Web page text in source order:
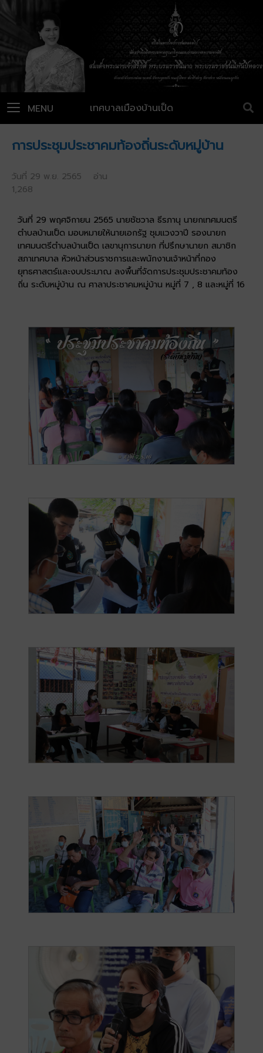
เทศบาลเมืองบ้านเป็ด
MENU
การประชุมประชาคมท้องถิ่นระดับหมู่บ้าน
วันที่ 29 พ.ย. 2565 อ่าน
1,268
วันที่ 29 พฤศจิกายน 2565 นายชัชวาล ธีรภานุ นายกเทศมนตรี
ตำบลบ้านเป็ด มอบหมายให้นายเอกรัฐ ชุมแวงวาปี รองนายก
เทศมนตรีตำบลบ้านเป็ด เลขานุการนายก ที่ปรึกษานายก สมาชิก
สภาเทศบาล หัวหน้าส่วนราชการและพนักงานเจ้าหน้าที่กอง
ยุทธศาสตร์และงบประมาณ ลงพื้นที่จัดการประชุมประชาคมท้อง
ถิ่น ระดับหมู่บ้าน ณ ศาลาประชาคมหมู่บ้าน หมู่ที่ 7 , 8 และหมู่ที่ 16